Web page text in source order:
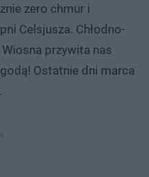
zero chmur i
Celsjusza. Chłodno-
przywita nas
Ostatnie dni marca